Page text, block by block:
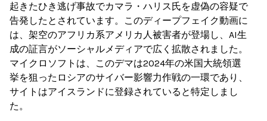
起きたひき逃げ事故でカマラ・ハリス氏を虚偽の容疑で
告発したとされています。このディープフェイク動画に
は、架空のアフリカ系アメリカ人被害者が登場し、AI生
成の証言がソーシャルメディアで広く拡散されました。
マイクロソフトは、このデマは2024年の米国大統領選
挙を狙ったロシアのサイバー影響力作戦の一環であり、
サイトはアイスランドに登録されていると特定しまし
た。